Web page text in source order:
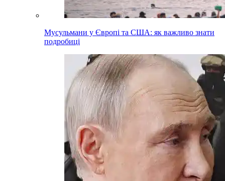
Мусульмани у Європі та США: як важливо знати
подробиці